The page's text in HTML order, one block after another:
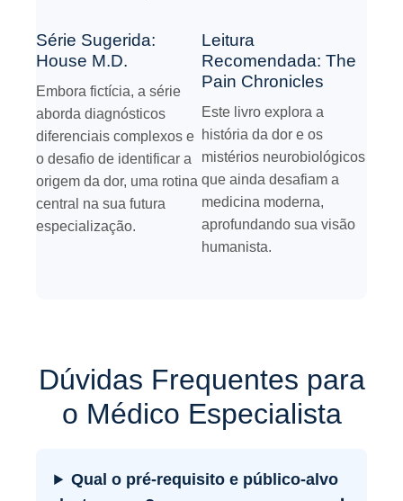
Série Sugerida:
House M.D.
Embora fictícia, a série
aborda diagnósticos
diferenciais complexos e
o desafio de identificar a
origem da dor, uma rotina
central na sua futura
especialização.
Leitura
Recomendada: The
Pain Chronicles
Este livro explora a
história da dor e os
mistérios neurobiológicos
que ainda desafiam a
medicina moderna,
aprofundando sua visão
humanista.
Dúvidas Frequentes para
o Médico Especialista
Qual o pré-requisito e público-alvo